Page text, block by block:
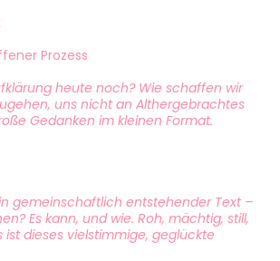
Prozess
heute noch? Wie schaffen wir
uns nicht an Althergebrachtes
Gedanken im kleinen Format.
gemeinschaftlich entstehender Text –
Es kann, und wie. Roh, mächtig, still,
ist dieses vielstimmige, geglückte